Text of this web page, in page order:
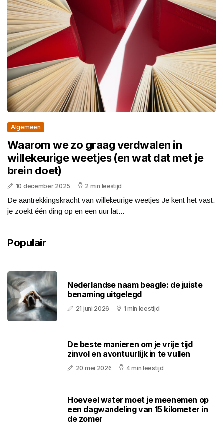
Algemeen
Waarom we zo graag verdwalen in
willekeurige weetjes (en wat dat met je
brein doet)
10 december 2025 2 min leestijd
De aantrekkingskracht van willekeurige weetjes Je kent het vast:
je zoekt één ding op en een uur lat...
Populair
Nederlandse naam beagle: de juiste
benaming uitgelegd
21 juni 2026 1 min leestijd
De beste manieren om je vrije tijd
zinvol en avontuurlijk in te vullen
20 mei 2026 4 min leestijd
Hoeveel water moet je meenemen op
een dagwandeling van 15 kilometer in
de zomer